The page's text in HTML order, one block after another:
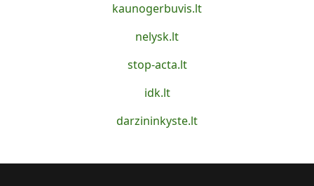
kaunogerbuvis.lt
nelysk.lt
stop-acta.lt
idk.lt
darzininkyste.lt